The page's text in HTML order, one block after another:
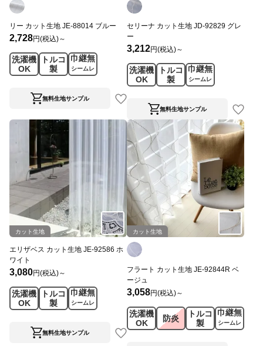
リー カット生地 JE-88014 ブルー
2,728円(税込)～
洗濯機
OK
トルコ
製
巾継無
シームレ
ス
無料生地サンプル
セリーナ カット生地 JD-92829 グレ
ー
3,212円(税込)～
洗濯機
OK
トルコ
製
巾継無
シームレ
ス
無料生地サンプル
カット生地
エリザベス カット生地 JE-92586 ホ
ワイト
3,080円(税込)～
洗濯機
OK
トルコ
製
巾継無
シームレ
ス
無料生地サンプル
カット生地
フラート カット生地 JE-92844R ベ
ージュ
3,058円(税込)～
洗濯機
OK
防炎
トルコ
製
巾継無
シームレ
ス